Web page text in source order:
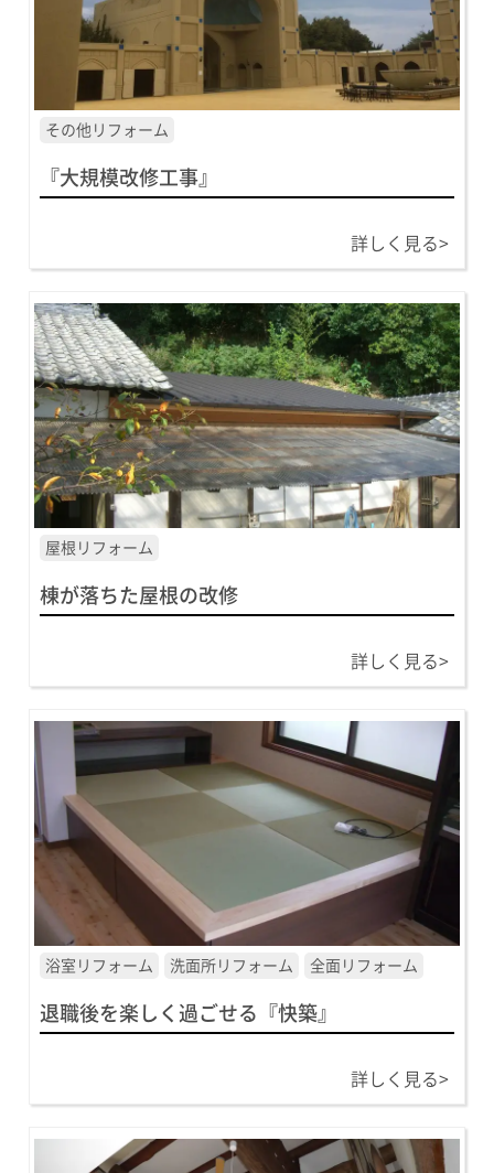
その他リフォーム
『大規模改修工事』
詳しく見る>
屋根リフォーム
棟が落ちた屋根の改修
詳しく見る>
浴室リフォーム 洗面所リフォーム 全面リフォーム
退職後を楽しく過ごせる『快築』
詳しく見る>